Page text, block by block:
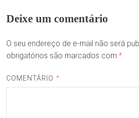
Deixe um comentário
O seu endereço de e-mail não será
obrigatórios são marcados com *
COMENTÁRIO *